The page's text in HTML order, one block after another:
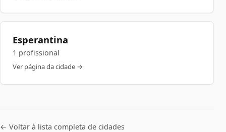
Esperantina
1 profissional
Ver página da cidade →
← Voltar à lista completa de cidades